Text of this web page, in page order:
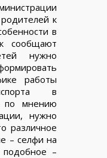
к
в
сообщают
нужно
работы
в
по мнению
нужно
различное
– селфи на
–